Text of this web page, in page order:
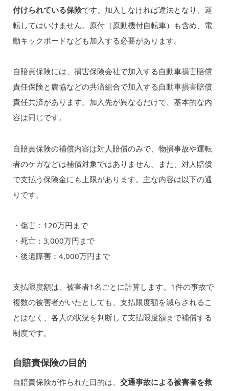
付けられている保険です。加入しなければ違法となり、運
転してはいけません。原付（原動機付自転車）も含め、電
動キックボードなども加入する必要があります。
自賠責保険には、損害保険会社で加入する自動車損害賠償
責任保険と農協などの共済組合で加入する自動車損害賠償
責任共済があります。加入先が異なるだけで、基本的な内
容は同じです。
自賠責保険の補償内容は対人賠償のみで、物損事故や運転
者のケガなどは補償対象ではありません。また、対人賠償
で支払う保険金にも上限があります。主な内容は以下の通
りです。
・傷害：120万円まで
・死亡：3,000万円まで
・後遺障害：4,000万円まで
支払限度額は、被害者1名ごとに計算します。1件の事故で
複数の被害者がいたとしても、支払限度額を減らされるこ
とはなく、各人の状況を判断して支払限度額まで補償する
制度です。
自賠責保険の目的
自賠責保険が作られた目的は、 交通事故による被害者を救